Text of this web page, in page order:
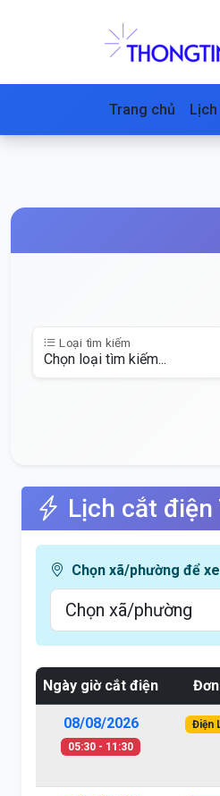
Trang chủ
Loại tìm kiếm
Lịch cắt điện
Chọn xã/phường để
Ngày giờ cắt điện
08/08/2026
05:30 - 11:30
Điện